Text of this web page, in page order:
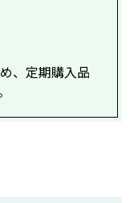
、定期購入品